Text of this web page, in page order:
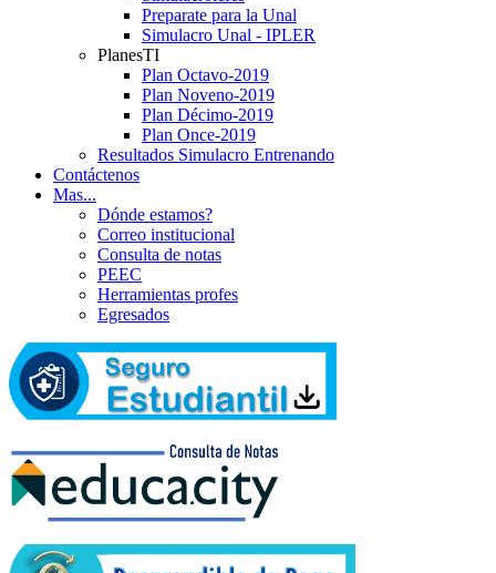
Preparate para la Unal
Simulacro Unal - IPLER
PlanesTI
Plan Octavo-2019
Plan Noveno-2019
Plan Décimo-2019
Plan Once-2019
Resultados Simulacro Entrenando
Contáctenos
Mas...
Dónde estamos?
Correo institucional
Consulta de notas
PEEC
Herramientas profes
Egresados